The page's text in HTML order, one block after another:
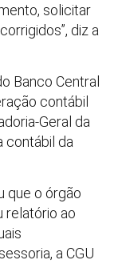
solicitar
diz a
Banco Central
contábil
Geral da
contábil da
que o órgão
relatório ao
a CGU